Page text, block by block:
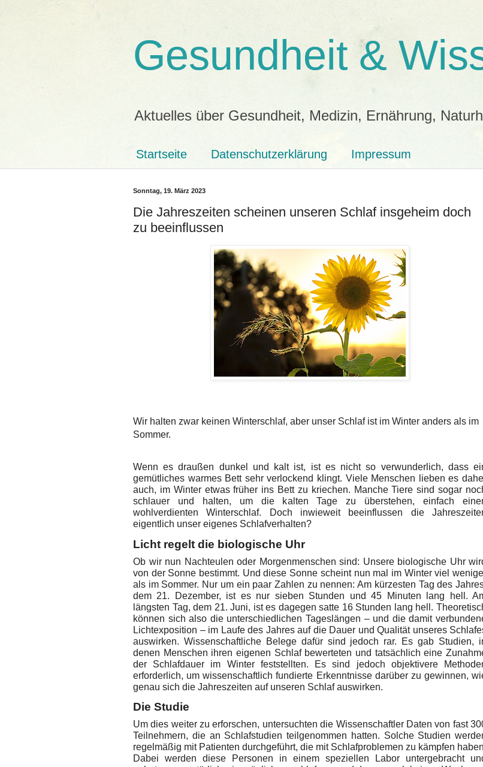
Gesundheit &
Aktuelles über Gesundheit, Medizin, Ernährung,
Startseite Datenschutzerklärung Impressum
Sonntag, 19. März 2023
Die Jahreszeiten scheinen unseren Schlaf insgeheim doch
zu beeinflussen
Wir halten zwar keinen Winterschlaf, aber unser Schlaf ist im Winter anders als im
Sommer.
Wenn es draußen dunkel und kalt ist, ist es nicht so verwunderlich, dass
gemütliches warmes Bett sehr verlockend klingt. Viele Menschen lieben es
auch, im Winter etwas früher ins Bett zu kriechen. Manche Tiere sind sogar
schlauer und halten, um die kalten Tage zu überstehen, einfach
wohlverdienten Winterschlaf. Doch inwieweit beeinflussen die
eigentlich unser eigenes Schlafverhalten?
Licht regelt die biologische Uhr
Ob wir nun Nachteulen oder Morgenmenschen sind: Unsere biologische Uhr
von der Sonne bestimmt. Und diese Sonne scheint nun mal im Winter viel
als im Sommer. Nur um ein paar Zahlen zu nennen: Am kürzesten Tag des
dem 21. Dezember, ist es nur sieben Stunden und 45 Minuten lang hell.
längsten Tag, dem 21. Juni, ist es dagegen satte 16 Stunden lang hell.
können sich also die unterschiedlichen Tageslängen – und die damit
Lichtexposition – im Laufe des Jahres auf die Dauer und Qualität unseres
auswirken. Wissenschaftliche Belege dafür sind jedoch rar. Es gab Studien,
denen Menschen ihren eigenen Schlaf bewerteten und tatsächlich eine
der Schlafdauer im Winter feststellten. Es sind jedoch objektivere
erforderlich, um wissenschaftlich fundierte Erkenntnisse darüber zu gewinnen,
genau sich die Jahreszeiten auf unseren Schlaf auswirken.
Die Studie
Um dies weiter zu erforschen, untersuchten die Wissenschaftler Daten von fast
Teilnehmern, die an Schlafstudien teilgenommen hatten. Solche Studien
regelmäßig mit Patienten durchgeführt, die mit Schlafproblemen zu kämpfen
Dabei werden diese Personen in einem speziellen Labor untergebracht